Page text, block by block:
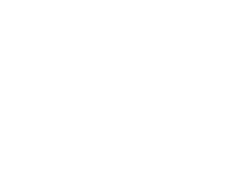
unserer
diese Informationen
Nutzung der
wie zum
ändern, wie die